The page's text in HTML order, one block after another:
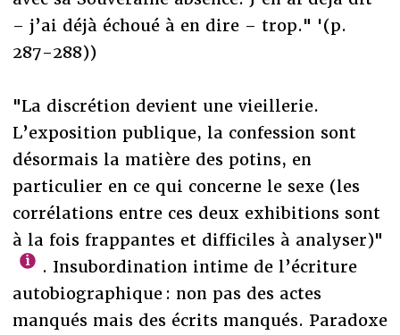
– j’ai déjà échoué à en dire – trop." '(p.
287-288))
"La discrétion devient une vieillerie.
L’exposition publique, la confession sont
désormais la matière des potins, en
particulier en ce qui concerne le sexe (les
corrélations entre ces deux exhibitions sont
à la fois frappantes et difficiles à analyser)"
. Insubordination intime de l’écriture
autobiographique : non pas des actes
manqués mais des écrits manqués. Paradoxe